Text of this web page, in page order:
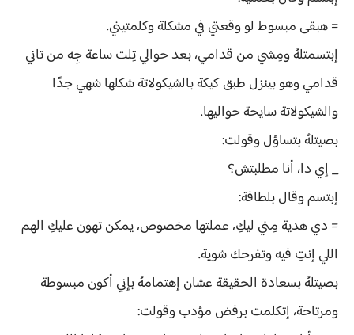
= هبقى مبسوط لو وقعتي في مشكلة وكلمتيني.
إبتسمتلهُ ومِشي من قدامي، بعد حوالي تِلت ساعة جِه من تاني
قدامي وهو بينزل طبق كيكة بالشيكولاتة شكلها شهي جدًا
والشيكولاتة سايحة حواليها.
بصيتلهُ بتساؤل وقولت:
_ إي دا، أنا مطلبتش؟
إبتسم وقال بلطافة:
= دي هدية مِني ليكِ، عملتها مخصوص، يمكن تهون عليكِ الهم
اللي إنتِ فيه وتفرحك شوية.
بصيتلهُ بسعادة الحقيقة عشان إهتمامهُ بإني أكون مبسوطة
ومرتاحة، إتكلمت برفض مؤدب وقولت: